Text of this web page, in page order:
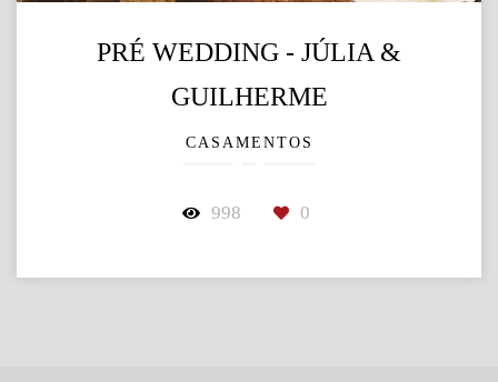
PRÉ WEDDING - JÚLIA &
GUILHERME
CASAMENTOS
998 0